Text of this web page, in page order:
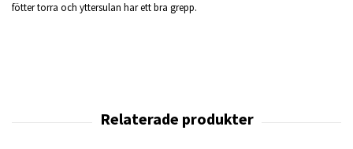
fötter torra och yttersulan har ett bra grepp.